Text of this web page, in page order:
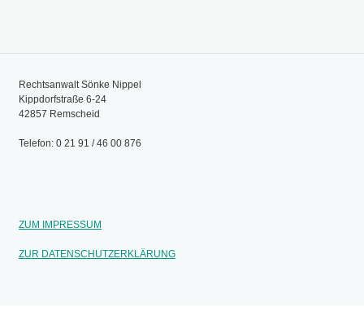
Rechtsanwalt Sönke Nippel
Kippdorfstraße 6-24
42857 Remscheid
Telefon: 0 21 91 / 46 00 876
ZUM IMPRESSUM
ZUR DATENSCHUTZERKLÄRUNG